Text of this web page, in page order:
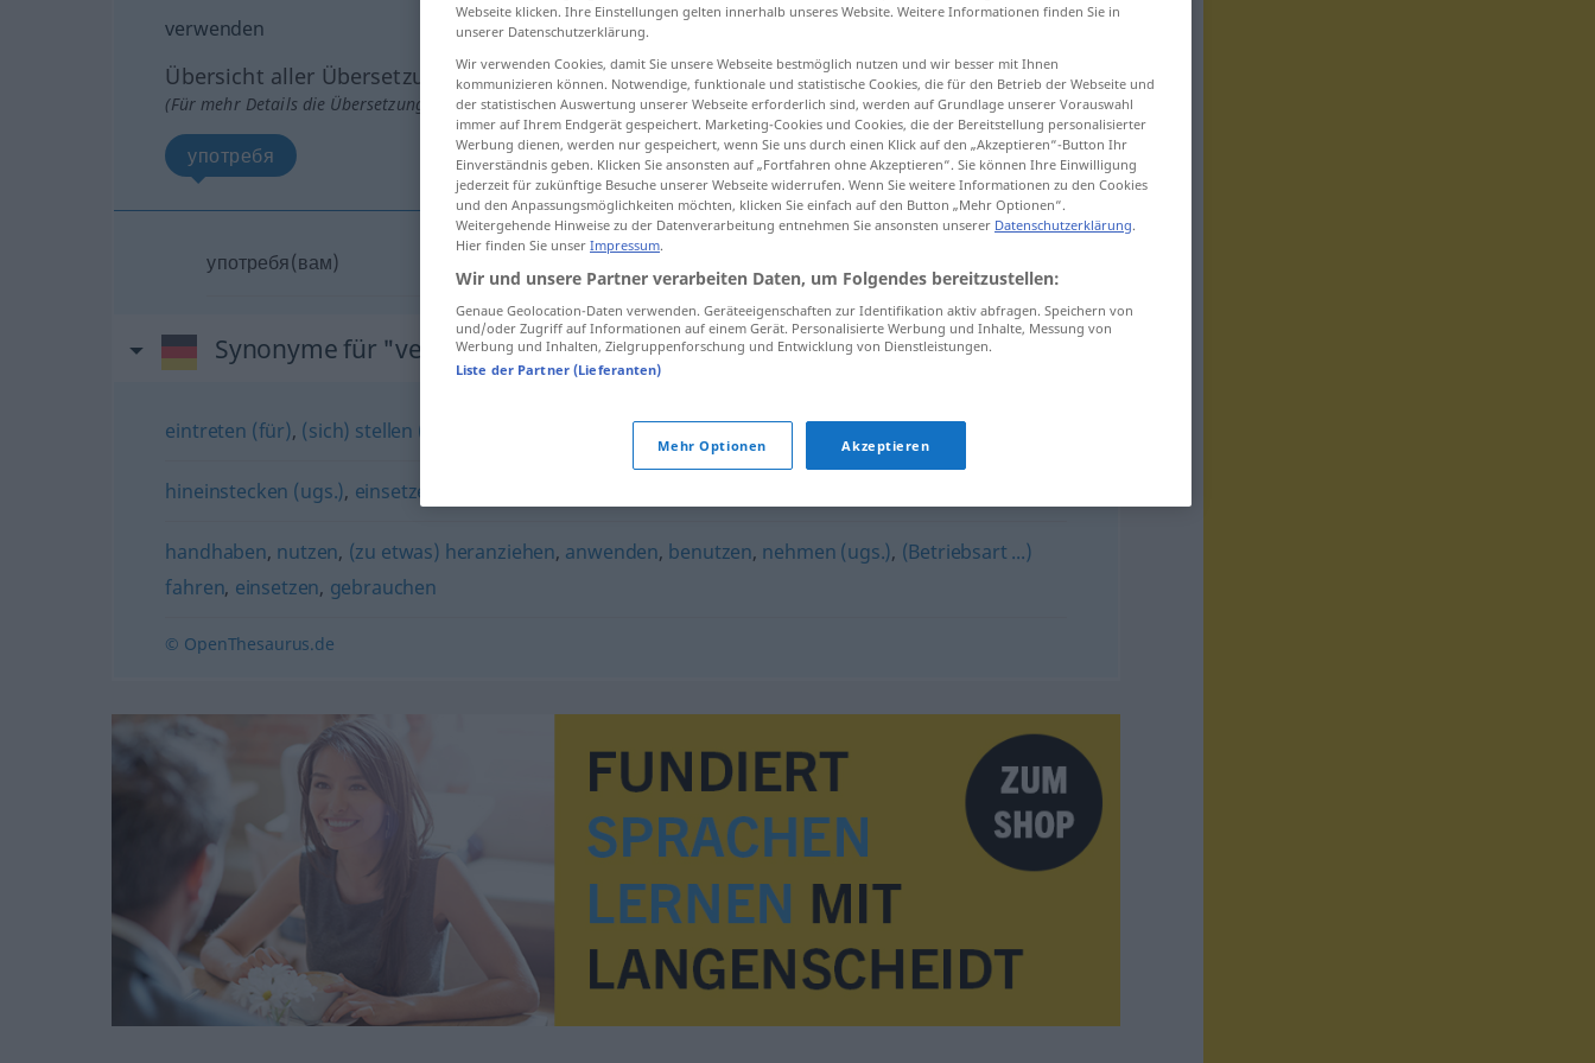
verwenden
Übersicht aller Übersetzungen
(Für mehr Details die Übersetzung anklicken/antippen)
употребя
употребя(вам)
Synonyme für "verwenden"
eintreten (für), (sich) stellen (hinter) (sich) einsetzen (für)
hineinstecken (ugs.), einsetzen
handhaben, nutzen, (zu etwas) heranziehen, anwenden, benutzen, nehmen (ugs.), (Betriebsart ...)
fahren, einsetzen, gebrauchen
© OpenThesaurus.de
Webseite klicken. Ihre Einstellungen gelten innerhalb unseres Website. Weitere Informationen finden Sie in
unserer Datenschutzerklärung.
Wir verwenden Cookies, damit Sie unsere Webseite bestmöglich nutzen und wir besser mit Ihnen
kommunizieren können. Notwendige, funktionale und statistische Cookies, die für den Betrieb der Webseite und
der statistischen Auswertung unserer Webseite erforderlich sind, werden auf Grundlage unserer Vorauswahl
immer auf Ihrem Endgerät gespeichert. Marketing-Cookies und Cookies, die der Bereitstellung personalisierter
Werbung dienen, werden nur gespeichert, wenn Sie uns durch einen Klick auf den „Akzeptieren“-Button Ihr
Einverständnis geben. Klicken Sie ansonsten auf „Fortfahren ohne Akzeptieren“. Sie können Ihre Einwilligung
jederzeit für zukünftige Besuche unserer Webseite widerrufen. Wenn Sie weitere Informationen zu den Cookies
und den Anpassungsmöglichkeiten möchten, klicken Sie einfach auf den Button „Mehr Optionen“.
Weitergehende Hinweise zu der Datenverarbeitung entnehmen Sie ansonsten unserer Datenschutzerklärung.
Hier finden Sie unser Impressum.
Wir und unsere Partner verarbeiten Daten, um Folgendes bereitzustellen:
Genaue Geolocation-Daten verwenden. Geräteeigenschaften zur Identifikation aktiv abfragen. Speichern von
und/oder Zugriff auf Informationen auf einem Gerät. Personalisierte Werbung und Inhalte, Messung von
Werbung und Inhalten, Zielgruppenforschung und Entwicklung von Dienstleistungen.
Liste der Partner (Lieferanten)
Mehr Optionen Akzeptieren